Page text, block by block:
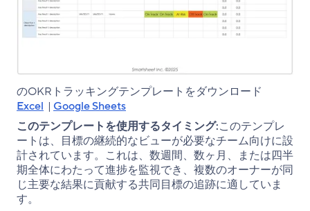
のOKRトラッキングテンプレートをダウンロード
Excel | Google Sheets
このテンプレートを使用するタイミング:このテンプレ
ートは、目標の継続的なビューが必要なチーム向けに設
計されています。これは、数週間、数ヶ月、または四半
期全体にわたって進捗を監視でき、複数のオーナーが同
じ主要な結果に貢献する共同目標の追跡に適していま
す。